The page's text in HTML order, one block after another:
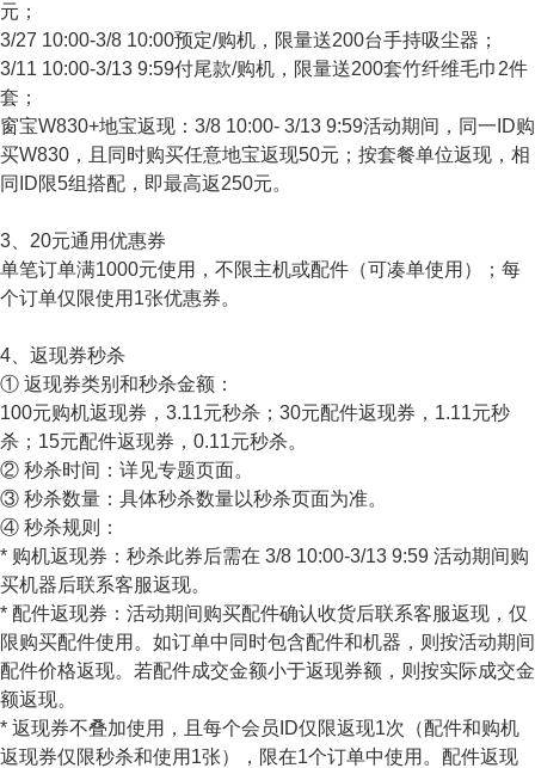
元；
3/27 10:00-3/8 10:00预定/购机，限量送200台手持吸尘器；
3/11 10:00-3/13 9:59付尾款/购机，限量送200套竹纤维毛巾2件
套；
窗宝W830+地宝返现：3/8 10:00- 3/13 9:59活动期间，同一ID购
买W830，且同时购买任意地宝返现50元；按套餐单位返现，相
同ID限5组搭配，即最高返250元。
3、20元通用优惠券
单笔订单满1000元使用，不限主机或配件（可凑单使用）；每
个订单仅限使用1张优惠券。
4、返现券秒杀
① 返现券类别和秒杀金额：
100元购机返现券，3.11元秒杀；30元配件返现券，1.11元秒
杀；15元配件返现券，0.11元秒杀。
② 秒杀时间：详见专题页面。
③ 秒杀数量：具体秒杀数量以秒杀页面为准。
④ 秒杀规则：
* 购机返现券：秒杀此券后需在 3/8 10:00-3/13 9:59 活动期间购
买机器后联系客服返现。
* 配件返现券：活动期间购买配件确认收货后联系客服返现，仅
限购买配件使用。如订单中同时包含配件和机器，则按活动期间
配件价格返现。若配件成交金额小于返现券额，则按实际成交金
额返现。
* 返现券不叠加使用，且每个会员ID仅限返现1次（配件和购机
返现券仅限秒杀和使用1张）
，限在1个订单中使用 。配件返现